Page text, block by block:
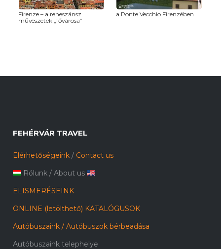
Firenze – a reneszánsz
művészetek „fővárosa”
a Ponte Vecchio Firenzében
FEHÉRVÁR TRAVEL
Elérhetőségeink / Contact us
Rólunk /About us
ELISMERÉSEINK
ONLINE (letölthető) KATALÓGUSOK
Autóbuszaink / Autóbuszok bérbeadása
Autóbuszaink telephelye